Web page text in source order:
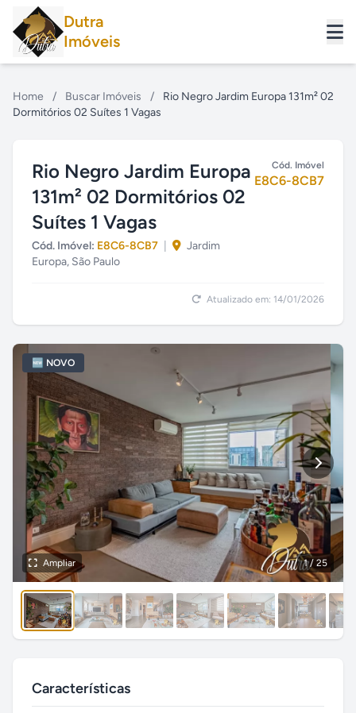
Dutra
Imóveis
Home / Buscar Imóveis /
Rio Negro Jardim Europa 131m² 02
Dormitórios 02 Suítes 1 Vagas
Rio Negro Jardim Europa
131m² 02 Dormitórios 02
Suítes 1 Vagas
Cód. Imóvel: E8C6-8CB7
Jardim
Europa, São Paulo
Cód. Imóvel
E8C6-8CB7
Atualizado em: 14/01/2026
1/ 25
🆕 NOVO
Ampliar
Características